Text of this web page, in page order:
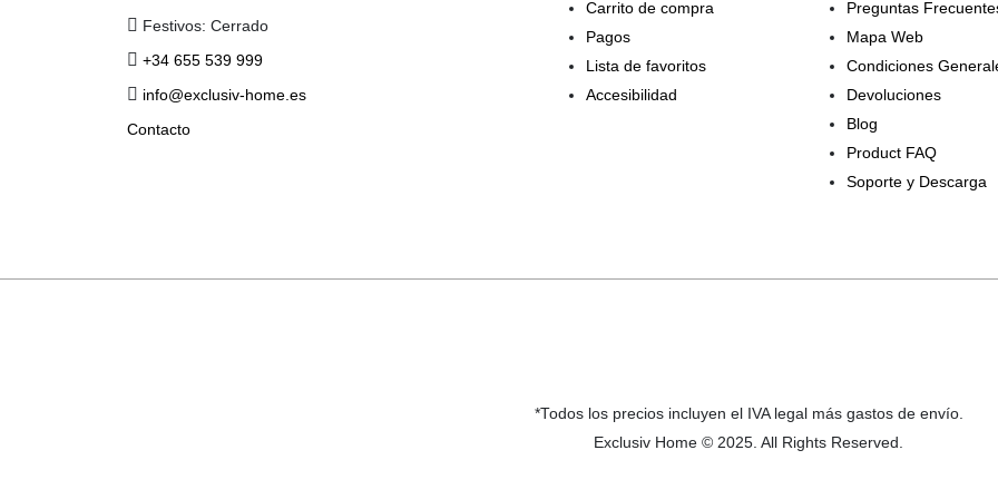
Festivos: Cerrado
+34 655 539 999
info@exclusiv-home.es
Contacto
Carrito de compra
Pagos
Lista de favoritos
Accesibilidad
Preguntas
Mapa Web
Condiciones
Devoluciones
Blog
Product FAQ
Soporte y Descarga
*Todos los precios incluyen el IVA legal más gastos de envío.
Exclusiv Home © 2025. All Rights Reserved.